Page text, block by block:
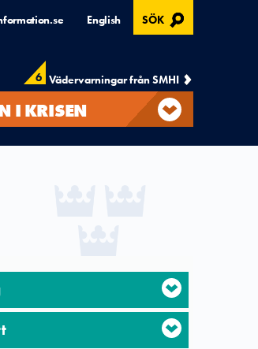
English SÖK , ÖPPNAS I MODAL
6 Vädervarningar från SMHI
I KRISEN